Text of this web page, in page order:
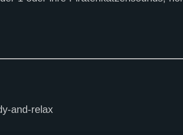
and-relax